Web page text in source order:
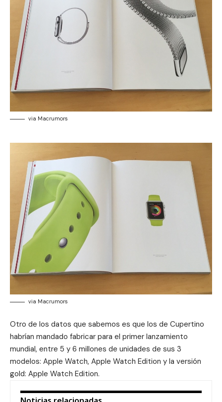
via Macrumors
via Macrumors
Otro de los datos que sabemos es que los de Cupertino
habrían mandado fabricar para el primer lanzamiento
mundial, entre 5 y 6 millones de unidades de sus 3
modelos: Apple Watch, Apple Watch Edition y la versión
gold: Apple Watch Edition.